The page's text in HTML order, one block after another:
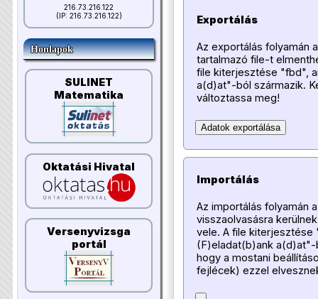
216.73.216.122
(IP: 216.73.216.122)
Honlapok
SULINET
Matematika
Oktatási Hivatal
Versenyvizsga
portál
Exportálás
Az exportálás folyamán
tartalmazó file-t
file kiterjesztése "fbd",
a(d)at"-ból származik.
változtassa meg!
Importálás
Az importálás folyamán
visszaolvasásra
vele. A file kiterjesztése
(F)eladat(b)ank a(d)at"-
hogy a mostani
fejlécek) ezzel